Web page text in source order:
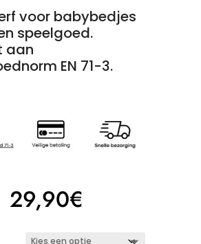
voor babybedjes
speelgoed.
aan
EN 71-3.
29,90€